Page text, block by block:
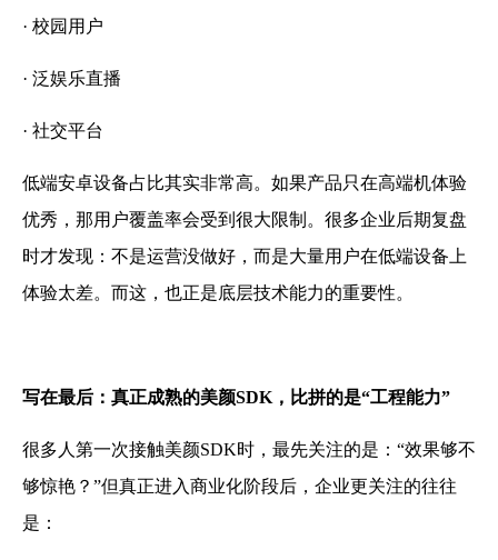
· 校园用户
· 泛娱乐直播
· 社交平台
低端安卓设备占比其实非常高。如果产品只在高端机体验
优秀，那用户覆盖率会受到很大限制。很多企业后期复盘
时才发现：不是运营没做好，而是大量用户在低端设备上
体验太差。而这，也正是底层技术能力的重要性。
写在最后：真正成熟的美颜SDK，比拼的是“工程能力”
很多人第一次接触美颜SDK时，最先关注的是：“效果够不
够惊艳？”但真正进入商业化阶段后，企业更关注的往往
是：